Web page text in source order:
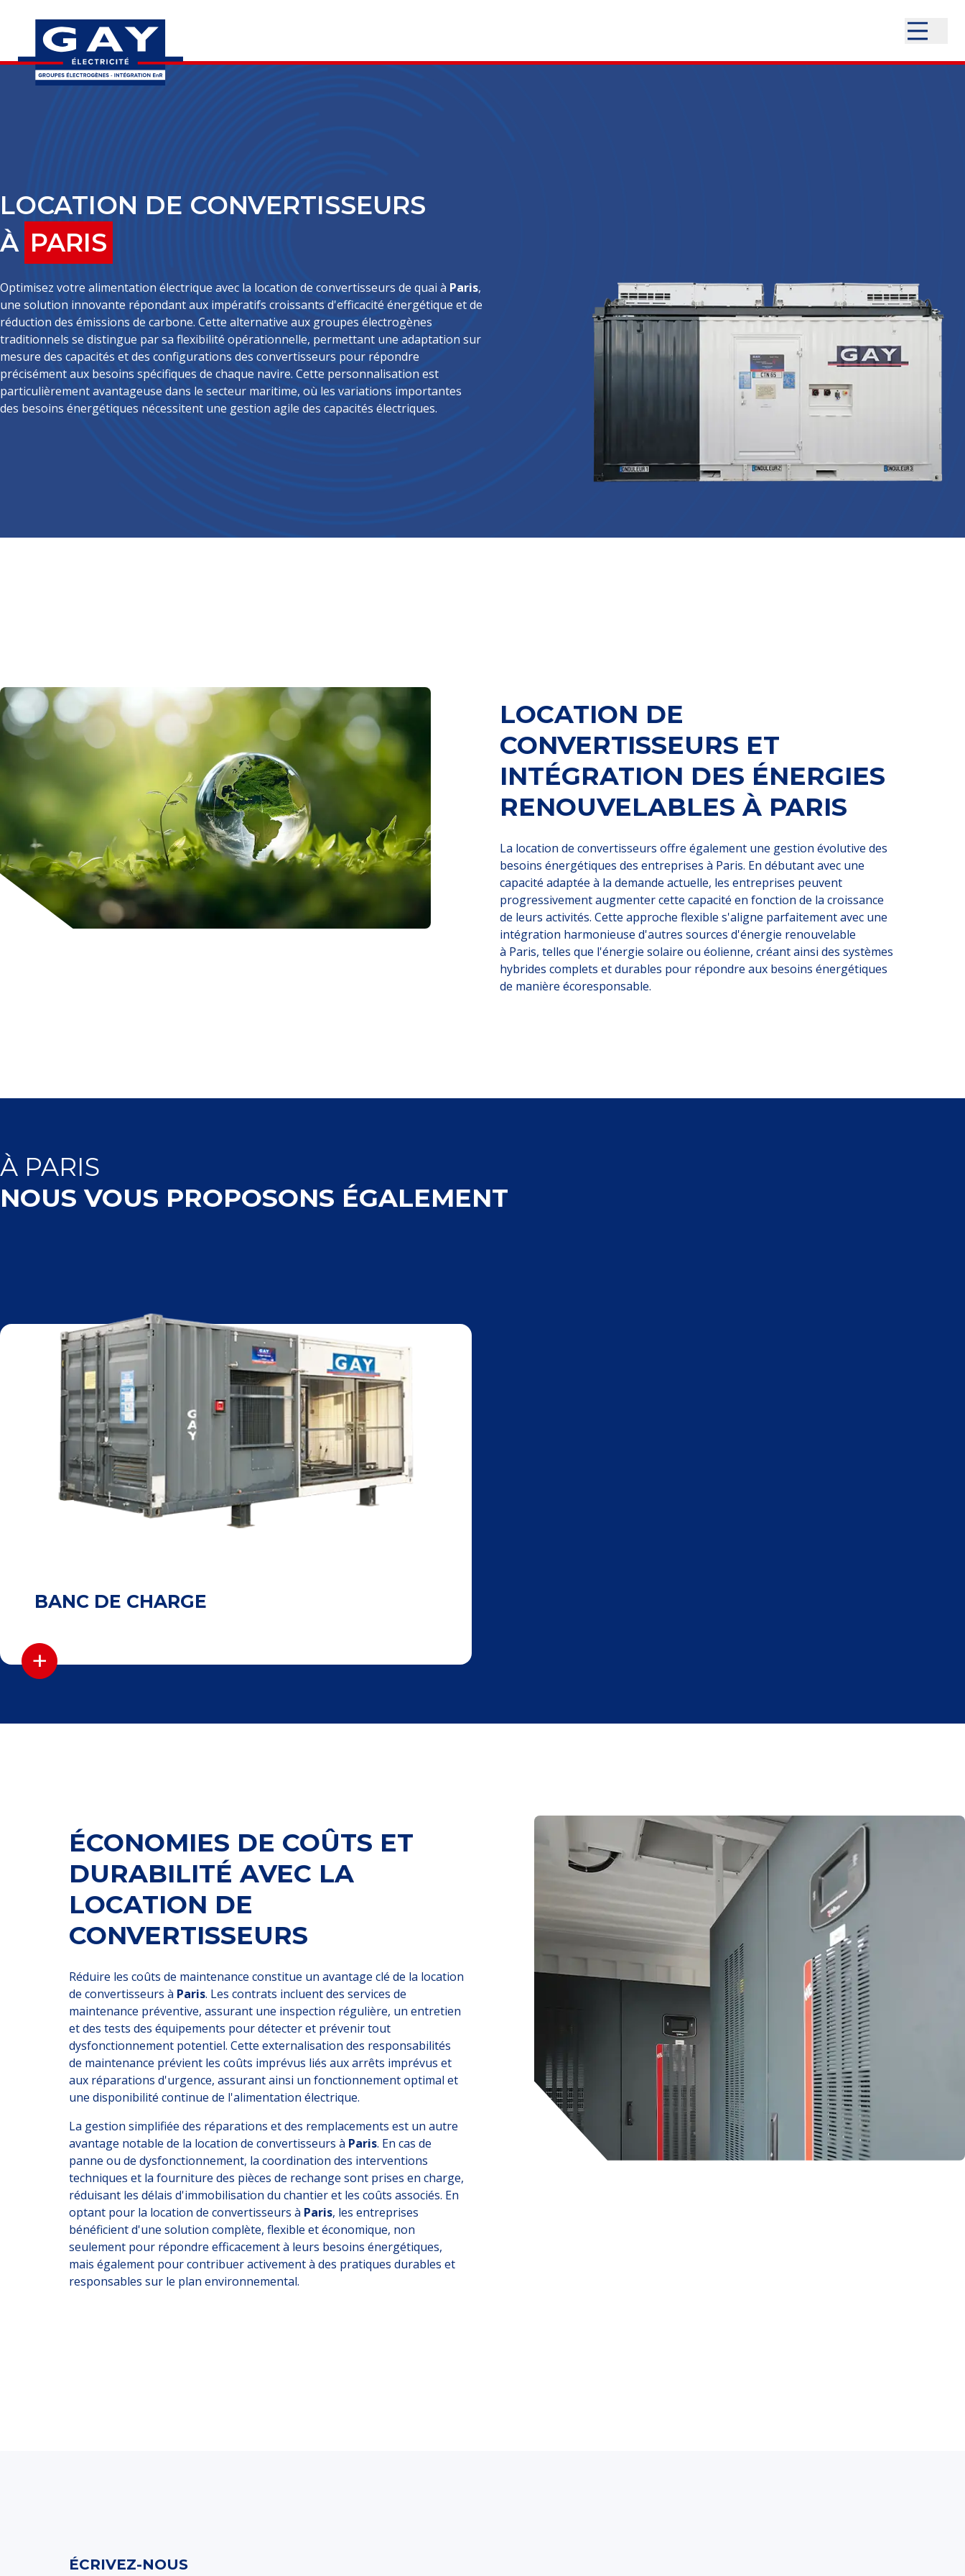
LOCATION DE CONVERTISSEURS
À PARIS
Optimisez votre alimentation électrique avec la location de convertisseurs de quai à Paris,
une solution innovante répondant aux impératifs croissants d'efficacité énergétique et de
réduction des émissions de carbone. Cette alternative aux groupes électrogènes
traditionnels se distingue par sa flexibilité opérationnelle, permettant une adaptation sur
mesure des capacités et des configurations des convertisseurs pour répondre
précisément aux besoins spécifiques de chaque navire. Cette personnalisation est
particulièrement avantageuse dans le secteur maritime, où les variations importantes
des besoins énergétiques nécessitent une gestion agile des capacités électriques.
LOCATION DE
CONVERTISSEURS ET
INTÉGRATION DES ÉNERGIES
RENOUVELABLES À PARIS
La location de convertisseurs offre également une gestion évolutive des
besoins énergétiques des entreprises à Paris. En débutant avec une
capacité adaptée à la demande actuelle, les entreprises peuvent
progressivement augmenter cette capacité en fonction de la croissance
de leurs activités. Cette approche flexible s'aligne parfaitement avec une
intégration harmonieuse d'autres sources d'énergie renouvelable
à Paris, telles que l'énergie solaire ou éolienne, créant ainsi des systèmes
hybrides complets et durables pour répondre aux besoins énergétiques
de manière écoresponsable.
À PARIS
NOUS VOUS PROPOSONS ÉGALEMENT
BANC DE CHARGE
+
ÉCONOMIES DE COÛTS ET
DURABILITÉ AVEC LA
LOCATION DE
CONVERTISSEURS
Réduire les coûts de maintenance constitue un avantage clé de la location
de convertisseurs à Paris. Les contrats incluent des services de
maintenance préventive, assurant une inspection régulière, un entretien
et des tests des équipements pour détecter et prévenir tout
dysfonctionnement potentiel. Cette externalisation des responsabilités
de maintenance prévient les coûts imprévus liés aux arrêts imprévus et
aux réparations d'urgence, assurant ainsi un fonctionnement optimal et
une disponibilité continue de l'alimentation électrique.
La gestion simplifiée des réparations et des remplacements est un autre
avantage notable de la location de convertisseurs à Paris. En cas de
panne ou de dysfonctionnement, la coordination des interventions
techniques et la fourniture des pièces de rechange sont prises en charge,
réduisant les délais d'immobilisation du chantier et les coûts associés. En
optant pour la location de convertisseurs à Paris, les entreprises
bénéficient d'une solution complète, flexible et économique, non
seulement pour répondre efficacement à leurs besoins énergétiques,
mais également pour contribuer activement à des pratiques durables et
responsables sur le plan environnemental.
ÉCRIVEZ-NOUS